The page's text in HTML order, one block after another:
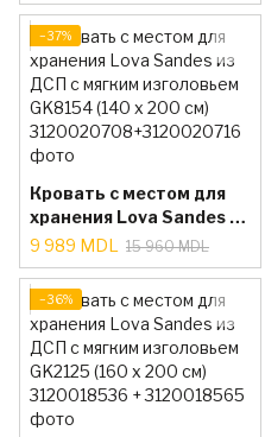
(160 x 200 см)
−37%
Кровать с местом для
хранения Lova Sandes из
ДСП с мягким
изголовьем GK8154
(140 x 200 см)
9 989 MDL 15 960 MDL
−36%